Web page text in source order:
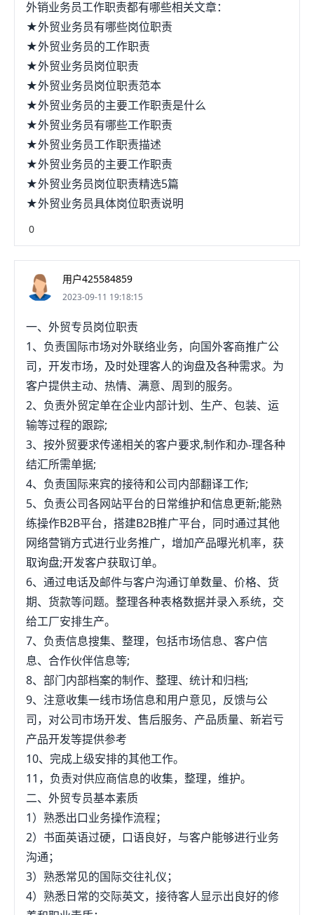
外销业务员工作职责都有哪些相关文章：
★外贸业务员有哪些岗位职责
★外贸业务员的工作职责
★外贸业务员岗位职责
★外贸业务员岗位职责范本
★外贸业务员的主要工作职责是什么
★外贸业务员有哪些工作职责
★外贸业务员工作职责描述
★外贸业务员的主要工作职责
★外贸业务员岗位职责精选5篇
★外贸业务员具体岗位职责说明
0
用户425584859
2023-09-11 19:18:15
一、外贸专员岗位职责
1、负责国际市场对外联络业务，向国外客商推广公
司，开发市场，及时处理客人的询盘及各种需求。为
客户提供主动、热情、满意、周到的服务。
2、负责外贸定单在企业内部计划、生产、包装、运
输等过程的跟踪;
3、按外贸要求传递相关的客户要求,制作和办-理各种
结汇所需单据;
4、负责国际来宾的接待和公司内部翻译工作;
5、负责公司各网站平台的日常维护和信息更新;能熟
练操作B2B平台，搭建B2B推广平台，同时通过其他
网络营销方式进行业务推广，增加产品曝光机率，获
取询盘;开发客户获取订单。
6、通过电话及邮件与客户沟通订单数量、价格、货
期、货款等问题。整理各种表格数据并录入系统，交
给工厂安排生产。
7、负责信息搜集、整理，包括市场信息、客户信
息、合作伙伴信息等;
8、部门内部档案的制作、整理、统计和归档;
9、注意收集一线市场信息和用户意见，反馈与公
司，对公司市场开发、售后服务、产品质量、新岩亏
产品开发等提供参考
10、完成上级安排的其他工作。
11，负责对供应商信息的收集，整理，维护。
二、外贸专员基本素质
1）熟悉出口业务操作流程；
2）书面英语过硬，口语良好，与客户能够进行业务
沟通；
3）熟悉常见的国际交往礼仪；
4）熟悉日常的交际英文，接待客人显示出良好的修